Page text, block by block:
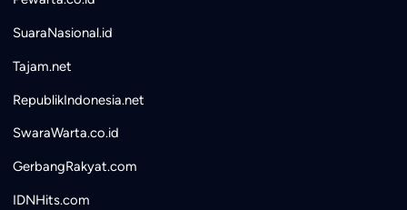
SuaraNasional.id
Tajam.net
RepublikIndonesia.net
SwaraWarta.co.id
GerbangRakyat.com
IDNHits.com